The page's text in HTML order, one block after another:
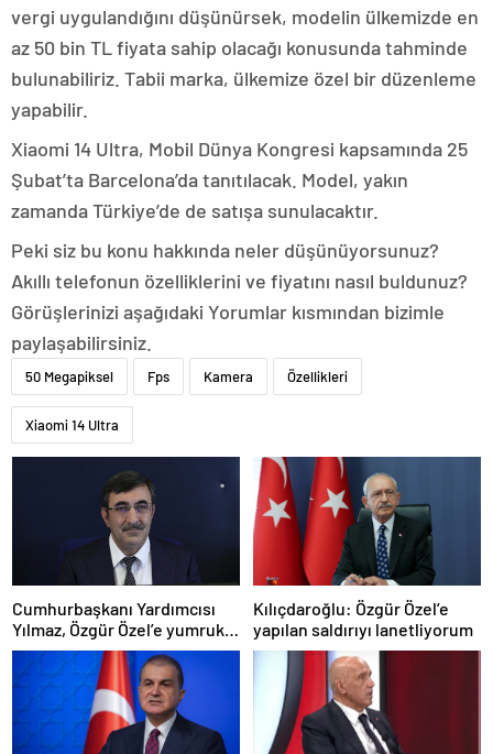
vergi uygulandığını düşünürsek, modelin ülkemizde en
az 50 bin TL fiyata sahip olacağı konusunda tahminde
bulunabiliriz. Tabii marka, ülkemize özel bir düzenleme
yapabilir.
Xiaomi 14 Ultra, Mobil Dünya Kongresi kapsamında 25
Şubat’ta Barcelona’da tanıtılacak. Model, yakın
zamanda Türkiye’de de satışa sunulacaktır.
Peki siz bu konu hakkında neler düşünüyorsunuz?
Akıllı telefonun özelliklerini ve fiyatını nasıl buldunuz?
Görüşlerinizi aşağıdaki Yorumlar kısmından bizimle
paylaşabilirsiniz.
50 Megapiksel Fps Kamera Özellikleri
Xiaomi 14 Ultra
Cumhurbaşkanı Yardımcısı
Yılmaz, Özgür Özel’e yumruklu
saldırıyı kınadı
Kılıçdaroğlu: Özgür Özel’e
yapılan saldırıyı lanetliyorum